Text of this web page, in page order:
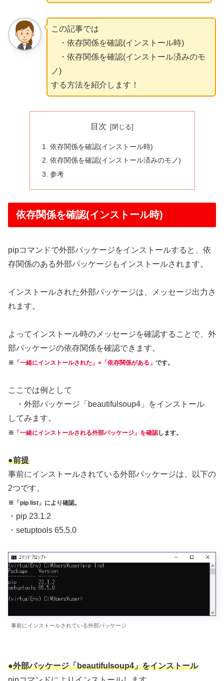
この記事では
・依存関係を確認(インストール時)
・依存関係を確認(インストール済みのモ
ノ)
する方法を紹介します！
目次
依存関係を確認(インストール時)
依存関係を確認(インストール済みのモノ)
参考
依存関係を確認(インストール時)
pipコマンドで外部パッケージをインストールすると、依
存関係のある外部パッケージもインストールされます。
インストールされた外部パッケージは、メッセージ出力さ
れます。
よってインストール時のメッセージを確認することで、外
部パッケージの依存関係を確認できます。
※ 「一緒にインストールされた」=「依存関係がある」 です。
ここでは例として
・外部パッケージ「beautifulsoup4」をインストール
してみます。
※ 「一緒にインストールされる外部パッケージ」を確認します。
●前提
事前にインストールされている外部パッケージは、以下の
2つです。
※「pip list」により確認。
・pip 23.1.2
・setuptools 65.5.0
事前にインストールされている外部パッケージ
●外部パッケージ「beautifulsoup4」をインストール